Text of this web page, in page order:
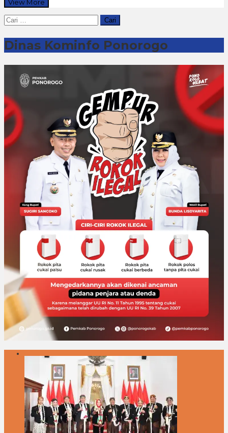
View More
Cari
untuk:
Dinas Kominfo Ponorogo